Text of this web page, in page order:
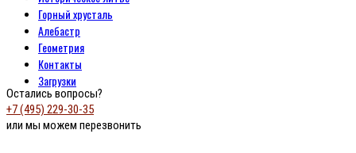
Горный хрусталь
Алебастр
Геометрия
Контакты
Загрузки
Остались вопросы?
+7 (495) 229-30-35
или мы можем перезвонить